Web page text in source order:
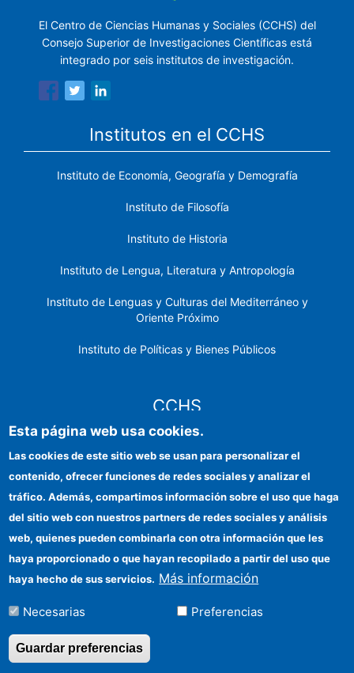
El Centro de Ciencias Humanas y Sociales (CCHS) del
Consejo Superior de Investigaciones Científicas está
integrado por seis institutos de investigación.
Institutos en el CCHS
Instituto de Economía, Geografía y Demografía
Instituto de Filosofía
Instituto de Historia
Instituto de Lengua, Literatura y Antropología
Instituto de Lenguas y Culturas del Mediterráneo y
Oriente Próximo
Instituto de Políticas y Bienes Públicos
CCHS
Identidad institucional
Ayudas FEDER
Organismos financiadores
Contacto
Cómo llegar
Esta página web usa cookies.
Las cookies de este sitio web se usan para personalizar el
contenido, ofrecer funciones de redes sociales y analizar el
tráfico. Además, compartimos información sobre el uso que haga
del sitio web con nuestros partners de redes sociales y análisis
web, quienes pueden combinarla con otra información que les
haya proporcionado o que hayan recopilado a partir del uso que
haya hecho de sus servicios. Más información
Necesarias Preferencias
Guardar preferencias